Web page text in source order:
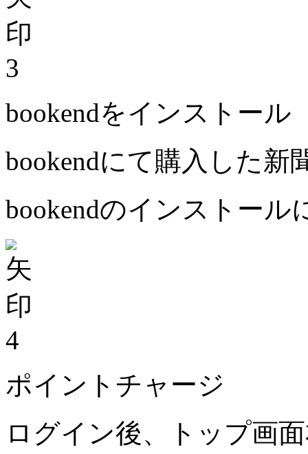
3
bookendをインストール
bookendにて購入した新
bookendのインストール
4
ポイントチャージ
ログイン後、トップ画